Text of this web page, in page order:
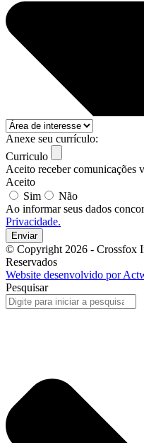
Anexe seu currículo:
Curriculo
Aceito receber comunicações
Aceito
Sim
Não
Ao informar seus dados
Privacidade.
Enviar
© Copyright 2026 - Crossfox
Reservados
Website desenvolvido por
Pesquisar